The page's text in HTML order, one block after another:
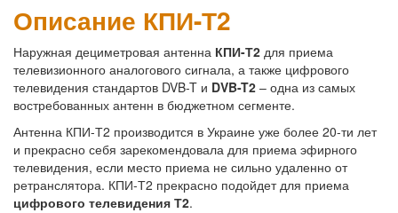
Описание КПИ-Т2
Наружная дециметровая антенна КПИ-Т2 для приема
телевизионного аналогового сигнала, а также цифрового
телевидения стандартов DVB-T и DVB-T2 – одна из самых
востребованных антенн в бюджетном сегменте.
Антенна КПИ-Т2 производится в Украине уже более 20-ти лет
и прекрасно себя зарекомендовала для приема эфирного
телевидения, если место приема не сильно удаленно от
ретранслятора. КПИ-Т2 прекрасно подойдет для приема
цифрового телевидения Т2.